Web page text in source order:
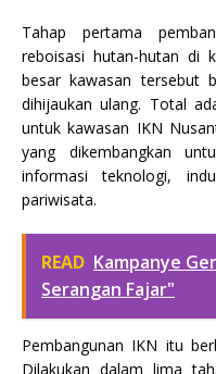
Tahap pertama
reboisasi hutan-hutan di
besar kawasan tersebut
dihijaukan ulang. Total
untuk kawasan IKN
yang dikembangkan
informasi teknologi,
pariwisata.
READ Kampanye
Serangan Fajar"
Pembangunan IKN itu
Dilakukan dalam lima